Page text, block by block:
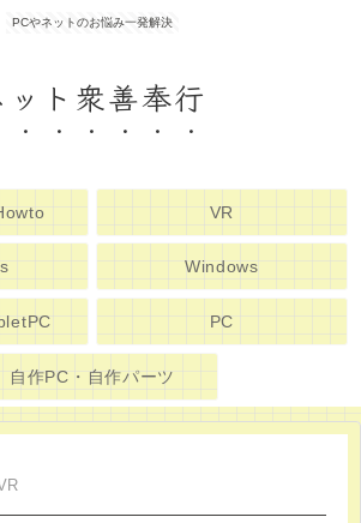
PCやネットのお悩み一発解決
ット衆善奉行
VR
Windows
PC
自作PC・自作パーツ